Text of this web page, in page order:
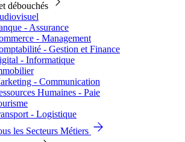
débouchés
- Assurance
- Management
- Gestion et Finance
- Informatique
- Communication
Humaines - Paie
- Logistique
les Secteurs Métiers